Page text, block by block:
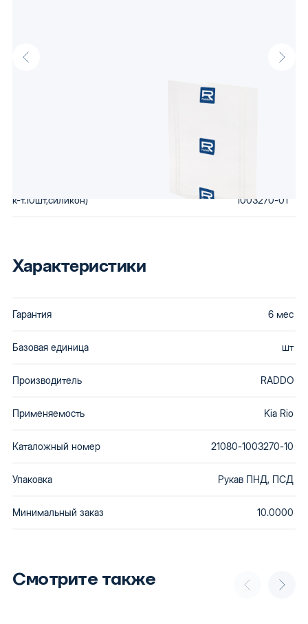
бракованной продукции. Купив автозапчасти Raddo, Вы
получаете детали, которые будут по карману любому.
Артикулы производителя
(Прокладки для а/м ВАЗ-2108 клапанной крышки
к-т.10шт,силикон)
1003270-01
Характеристики
Гарантия 6 мес
Базовая единица шт
Производитель RADDO
Применяемость Kia Rio
Каталожный номер 21080-1003270-10
Упаковка Рукав ПНД, ПСД
Минимальный заказ 10.0000
Смотрите также